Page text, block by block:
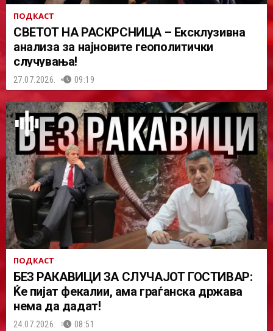
ПОДКАСТ
СВЕТОТ НА РАСКРСНИЦА – Ексклузивна
анализа за најновите геополитички
случувања!
27.07.2026. 09:19
ПОДКАСТ
БЕЗ РАКАВИЦИ ЗА СЛУЧАЈОТ ГОСТИВАР:
Ќе пијат фекалии, ама граѓанска држава
нема да дадат!
24.07.2026. 08:51